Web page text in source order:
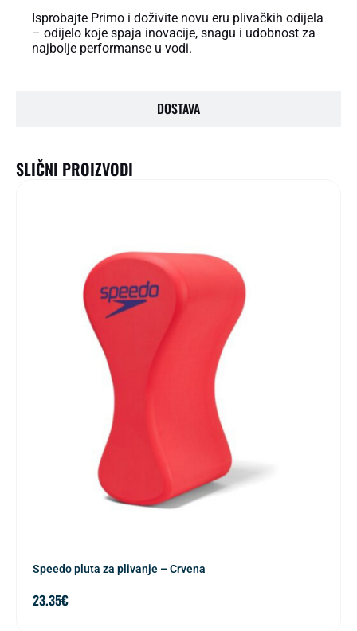
DOSTAVA
Isprobajte Primo i doživite novu eru plivačkih odijela
– odijelo koje spaja inovacije, snagu i udobnost za
najbolje performanse u vodi.
SLIČNI PROIZVODI
Speedo pluta za plivanje – Crvena
23.35€